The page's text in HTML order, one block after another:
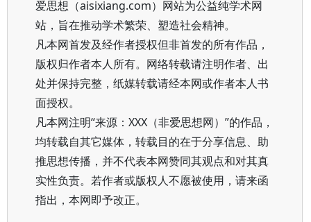
爱思想（aisixiang.com）网站为公益纯学术网
站，旨在推动学术繁荣、塑造社会精神。
凡本网首发及经作者授权但非首发的所有作品，
版权归作者本人所有。网络转载请注明作者、出
处并保持完整，纸媒转载请经本网或作者本人书
面授权。
凡本网注明“来源：XXX（非爱思想网）”的作品，
均转载自其它媒体，转载目的在于分享信息、助
推思想传播，并不代表本网赞同其观点和对其真
实性负责。若作者或版权人不愿被使用，请来函
指出，本网即予改正。